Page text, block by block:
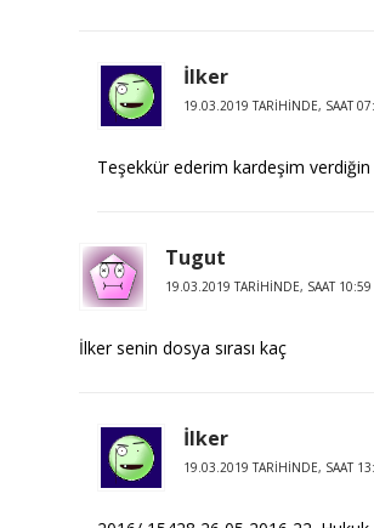
İlker
19.03.2019 TARIHINDE, SAAT
Teşekkür ederim kardeşim verdiğin
Tugut
19.03.2019 TARIHINDE, SAAT 10:59
İlker senin dosya sırası kaç
İlker
19.03.2019 TARIHINDE, SAAT